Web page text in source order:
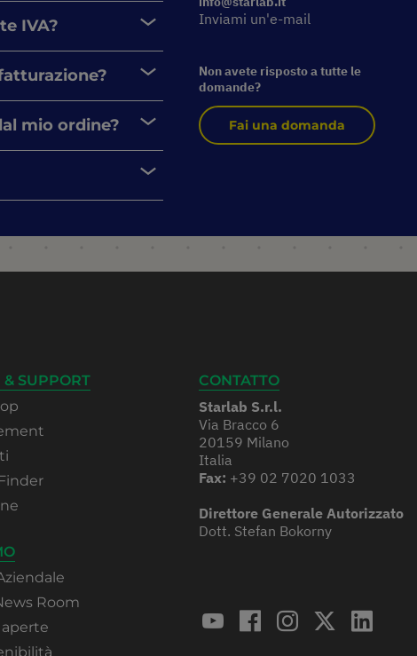
IVA?
mio ordine?
Inviami un'e-mail
Non avete risposto a tutte le
domande?
Fai una domanda
& SUPPORT
Room
aperte
CONTATTO
Starlab S.r.l.
Via Bracco 6
20159 Milano
Italia
Fax: +39 02 7020 1033
Direttore Generale Autorizzato
Dott. Stefan Bokorny